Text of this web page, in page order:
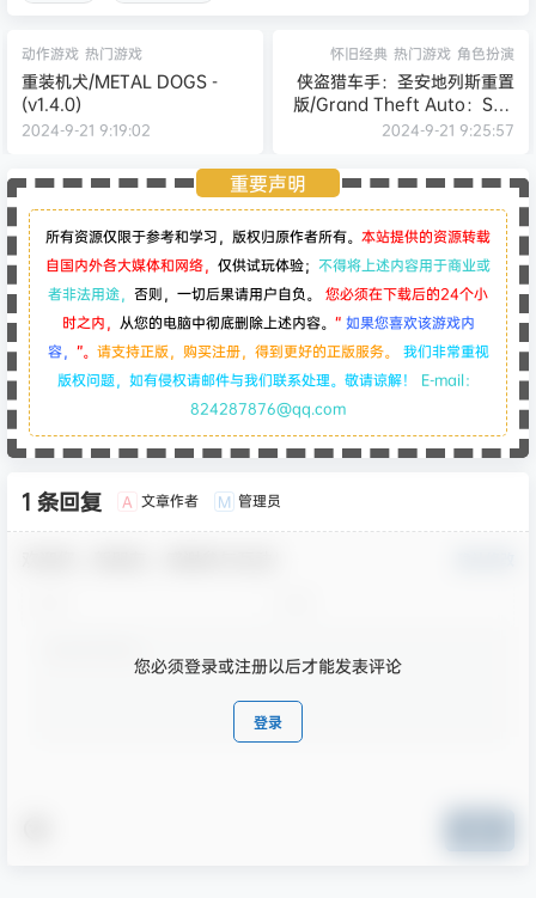
动作游戏 热门游戏
重装机犬/METAL DOGS -
(v1.4.0)
2024-9-21 9:19:02
怀旧经典 热门游戏 角色扮演
侠盗猎车手：圣安地列斯重置
版/Grand Theft Auto：San
Andreas -
2024-9-21 9:25:57
重要声明
所有资源仅限于参考和学习，版权归原作者所有。 本站提供的资源转载
自国内外各大媒体和网络， 仅供试玩体验； 不得将上述内容用于商业或
者非法用途， 否则，一切后果请用户自负。
您必须在下载后的24个小
时之内， 从您的电脑中彻底删除上述内容。 “如果您喜欢该游戏内
容， ”。 请支持正版，购买注册，得到更好的正版服务。 我们非常重视
版权问题，如有侵权请邮件与我们联系处理。敬请谅解！ E-mail：
824287876@qq.com
1 条回复 A 文章作者 M 管理员
您必须登录或注册以后才能发表评论
登录